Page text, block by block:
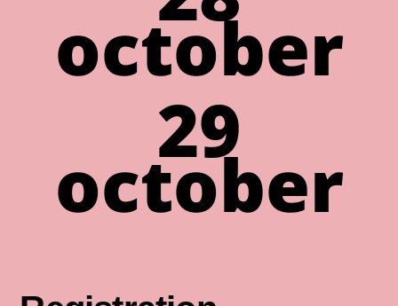
october
29
october